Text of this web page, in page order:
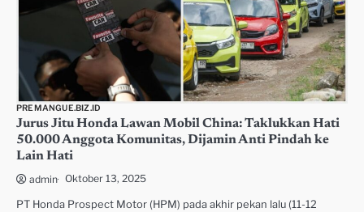
PREMANGUE.BIZ.ID
Jurus Jitu Honda Lawan Mobil China: Taklukkan Hati
50.000 Anggota Komunitas, Dijamin Anti Pindah ke
Lain Hati
admin Oktober 13, 2025
PT Honda Prospect Motor (HPM) pada akhir pekan lalu (11-12